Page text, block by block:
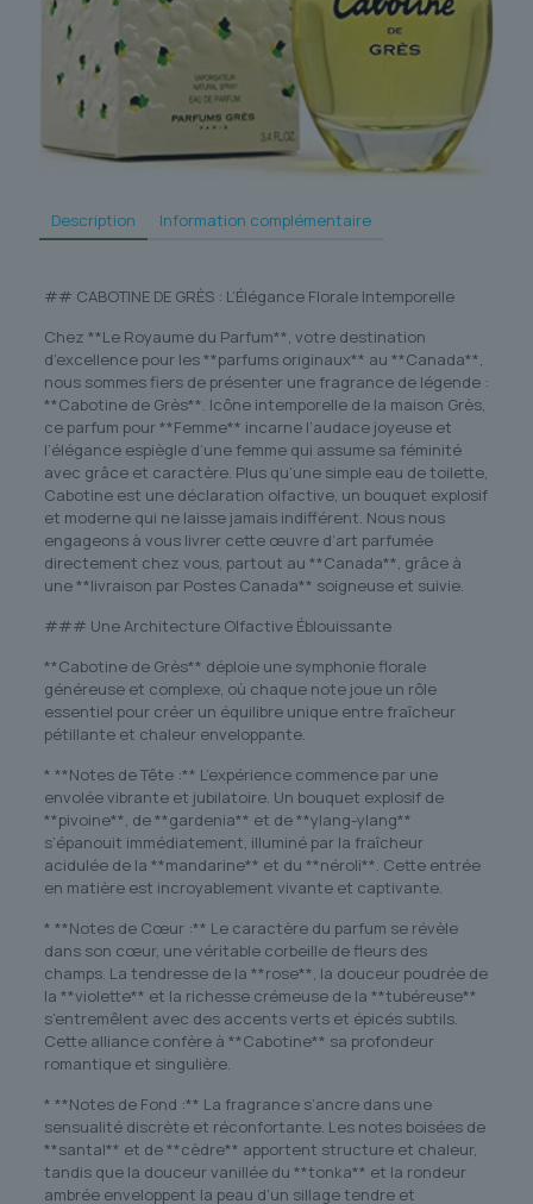
Description Information complémentaire
## CABOTINE DE GRÈS : L’Élégance Florale Intemporelle
Chez **Le Royaume du Parfum**, votre destination
d’excellence pour les **parfums originaux** au **Canada**,
nous sommes fiers de présenter une fragrance de légende :
**Cabotine de Grès**. Icône intemporelle de la maison Grès,
ce parfum pour **Femme** incarne l’audace joyeuse et
l’élégance espiègle d’une femme qui assume sa féminité
avec grâce et caractère. Plus qu’une simple eau de toilette,
Cabotine est une déclaration olfactive, un bouquet explosif
et moderne qui ne laisse jamais indifférent. Nous nous
engageons à vous livrer cette œuvre d’art parfumée
directement chez vous, partout au **Canada**, grâce à
une **livraison par Postes Canada** soigneuse et suivie.
### Une Architecture Olfactive Éblouissante
**Cabotine de Grès** déploie une symphonie florale
généreuse et complexe, où chaque note joue un rôle
essentiel pour créer un équilibre unique entre fraîcheur
pétillante et chaleur enveloppante.
* **Notes de Tête :** L’expérience commence par une
envolée vibrante et jubilatoire. Un bouquet explosif de
**pivoine**, de **gardenia** et de **ylang-ylang**
s’épanouit immédiatement, illuminé par la fraîcheur
acidulée de la **mandarine** et du **néroli**. Cette entrée
en matière est incroyablement vivante et captivante.
* **Notes de Cœur :** Le caractère du parfum se révèle
dans son cœur, une véritable corbeille de fleurs des
champs. La tendresse de la **rose**, la douceur poudrée de
la **violette** et la richesse crémeuse de la **tubéreuse**
s’entremêlent avec des accents verts et épicés subtils.
Cette alliance confère à **Cabotine** sa profondeur
romantique et singulière.
* **Notes de Fond :** La fragrance s’ancre dans une
sensualité discrète et réconfortante. Les notes boisées de
**santal** et de **cèdre** apportent structure et chaleur,
tandis que la douceur vanillée du **tonka** et la rondeur
ambrée enveloppent la peau d’un sillage tendre et